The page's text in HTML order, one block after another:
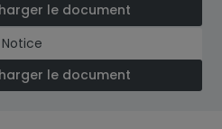
le document
Notice
le document